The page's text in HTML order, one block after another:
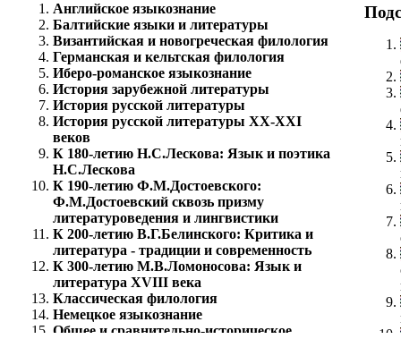
Английское языкознание
Балтийские языки и литературы
Византийская и новогреческая филология
Германская и кельтская филология
Иберо-романское языкознание
История зарубежной литературы
История русской литературы
История русской литературы ХХ-XXI
веков
К 180-летию Н.С.Лескова: Язык и поэтика
Н.С.Лескова
К 190-летию Ф.М.Достоевского:
Ф.М.Достоевский сквозь призму
литературоведения и лингвистики
К 200-летию В.Г.Белинского: Критика и
литература - традиции и современность
К 300-летию М.В.Ломоносова: Язык и
литература XVIII века
Классическая филология
Немецкое языкознание
Общее и сравнительно-историческое